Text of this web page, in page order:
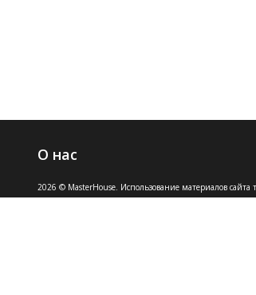
О нас
2026 © MasterHouse. Использование материалов сайта
с разрешения владельца.